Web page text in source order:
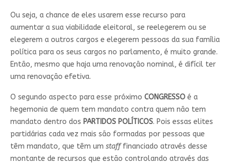
Ou seja, a chance de eles usarem esse recurso para
aumentar a sua viabilidade eleitoral, se reelegerem ou se
elegerem a outros cargos e elegerem pessoas da sua família
política para os seus cargos no parlamento, é muito grande.
Então, mesmo que haja uma renovação nominal, é difícil ter
uma renovação efetiva.
O segundo aspecto para esse próximo CONGRESSOé a
hegemonia de quem tem mandato contra quem não tem
mandato dentro dos PARTIDOS POLÍTICOS. Pois essas elites
partidárias cada vez mais são formadas por pessoas que
têm mandato, que têm um stafffinanciado através desse
montante de recursos que estão controlando através das